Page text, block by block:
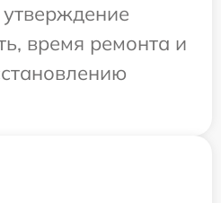
время ремонта и